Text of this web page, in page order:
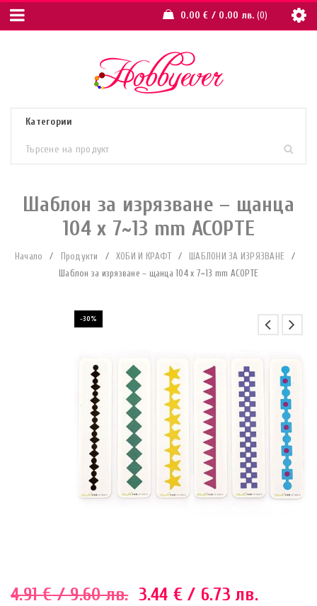
0.00€ / 0.00 лв. 0
Шаблон за изрязване – щанца
104 x 7~13 mm АСОРТЕ
Начало / Продукти / ХОБИ И КРАФТ / ШАБЛОНИ ЗА ИЗРЯЗВАНЕ
/
Шаблон за изрязване – щанца 104 x 7~13 mm АСОРТЕ
-30%
4.91€/ 9.60 лв. 3.44 € / 6.73 лв.